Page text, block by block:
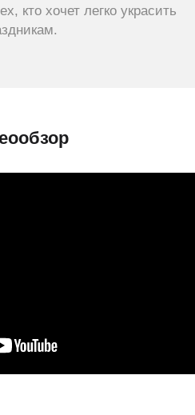
кто хочет легко украсить